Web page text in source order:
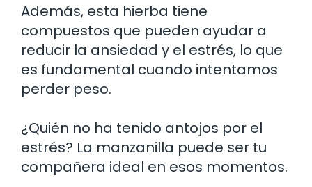
Además, esta hierba tiene
compuestos que pueden ayudar a
reducir la ansiedad y el estrés, lo que
es fundamental cuando intentamos
perder peso.
¿Quién no ha tenido antojos por el
estrés? La manzanilla puede ser tu
compañera ideal en esos momentos.